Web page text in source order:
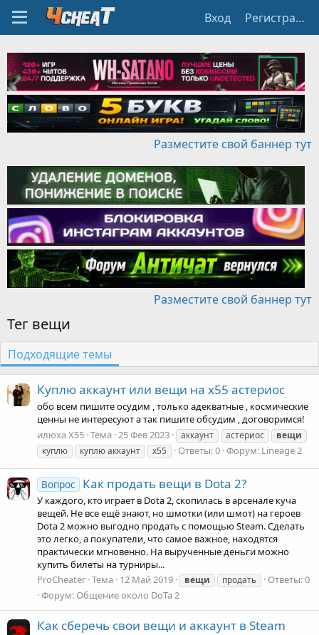
Вход Регистрация
Разместите свой баннер тут
Разместите свой баннер тут
Тег вещи
Подходящие темы
Куплю аккаунт или вещи на х55 астериос
обо всем пишите осудим , только адекватные , космические
ценны не интересуют а так пишите обсудим , договоримся!
илюха Х55 Тема 25 Фев 2023 аккаунт астериос
вещи
куплю
куплю аккаунт х55 Ответы: 0 Форум: Lineage 2
Вопрос Как продать вещи в Dota 2?
У каждого, кто играет в Dota 2, скопилась в арсенале куча
вещей. Не все ещё знают, но шмотки (или шмот) на героев
Dota 2 можно выгодно продать с помощью Steam. Сделать
это легко, а покупатели, что самое важное, находятся
практически мгновенно. На вырученные деньги можно
купить билеты на турниры...
ProCheater Тема 12 Май 2019 вещи продать
Ответы: 0
Форум: Общение около DoTa 2
Как сберечь свои вещи и аккаунт в Steam